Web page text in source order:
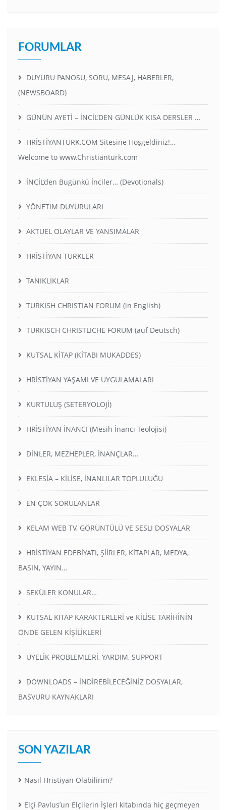
FORUMLAR
DUYURU PANOSU, SORU, MESAJ, HABERLER,
(NEWSBOARD)
GÜNÜN AYETİ – İNCİL’DEN GÜNLÜK KISA DERSLER …
HRİSTİYANTÜRK.COM Sitesine Hoşgeldiniz!…
Welcome to www.Christianturk.com
İNCİL’den Bugünkü İnciler… (Devotionals)
YÖNETiM DUYURULARI
AKTUEL OLAYLAR VE YANSIMALAR
HRİSTİYAN TÜRKLER
TANIKLIKLAR
TURKISH CHRISTIAN FORUM (in English)
TURKISCH CHRISTLICHE FORUM (auf Deutsch)
KUTSAL KİTAP (KİTABI MUKADDES)
HRİSTİYAN YAŞAMI VE UYGULAMALARI
KURTULUŞ (SETERYOLOJİ)
HRİSTİYAN İNANCI (Mesih İnancı Teolojisi)
DİNLER, MEZHEPLER, İNANÇLAR…
EKLESİA – KİLİSE, İNANLILAR TOPLULUĞU
EN ÇOK SORULANLAR
KELAM WEB TV, GÖRÜNTÜLÜ VE SESLI DOSYALAR
HRİSTİYAN EDEBİYATI, ŞİİRLER, KİTAPLAR, MEDYA,
BASIN, YAYIN…
SEKÜLER KONULAR…
KUTSAL KITAP KARAKTERLERİ ve KİLİSE TARİHİNİN
ÖNDE GELEN KİŞİLİKLERİ
ÜYELİK PROBLEMLERİ, YARDIM, SUPPORT
DOWNLOADS – İNDİREBİLECEĞİNİZ DOSYALAR,
BASVURU KAYNAKLARI
SON YAZILAR
Nasıl Hristiyan Olabilirim?
Elçi Pavlus’un Elçilerin İşleri kitabında hiç geçmeyen